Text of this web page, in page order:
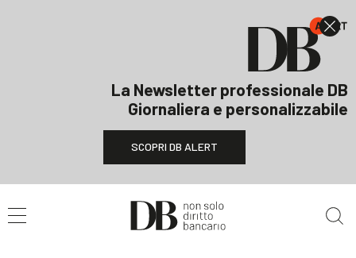
La Newsletter professionale DB
Giornaliera e personalizzabile
SCOPRI DB ALERT